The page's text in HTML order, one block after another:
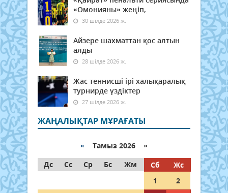
«Омонияны» жеңіп,
30 шілде 2026 ж.
Айзере шахматтан қос алтын
алды
28 шілде 2026 ж.
Жас теннисші ірі халықаралық
турнирде үздіктер
27 шілде 2026 ж.
ЖАҢАЛЫҚТАР МҰРАҒАТЫ
« Тамыз 2026 »
Дс
Сс Ср Бс Жм Сб
Жс
1
2